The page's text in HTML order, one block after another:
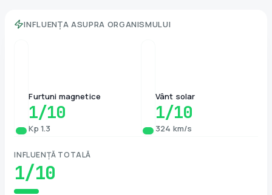
INFLUENȚA ASUPRA ORGANISMULUI
Furtuni magnetice
1/10
Kp 1.3
Vânt solar
1/10
324 km/s
INFLUENȚĂ TOTALĂ
1/10